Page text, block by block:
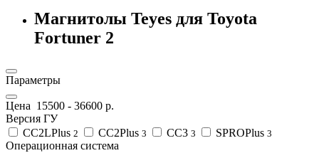
Магнитолы Teyes для Toyota
Fortuner 2
Параметры
Цена 15500 - 36600 р.
Версия ГУ
CC2LPlus 2 CC2Plus 3 CC3 3 SPROPlus 3
Операционная система